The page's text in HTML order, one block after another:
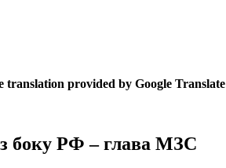
translation provided by Google Translate
з боку РФ – глава МЗС